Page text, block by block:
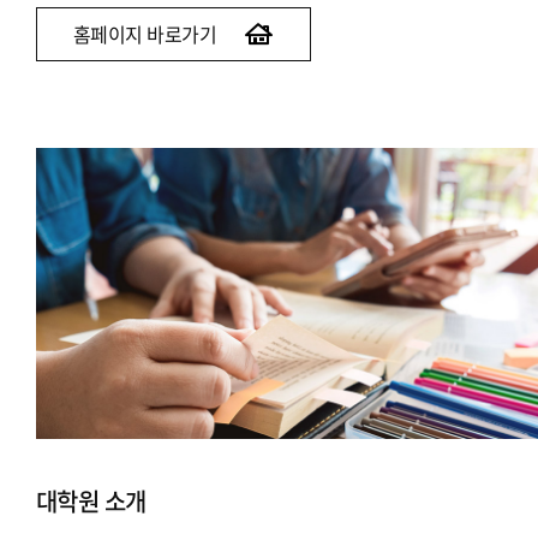
홈페이지 바로가기
대학원 소개